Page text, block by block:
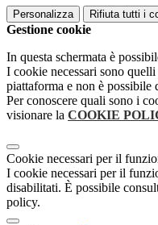
Personalizza Rifiuta tutti i
Gestione cookie
In questa schermata è
I cookie necessari sono
piattaforma e non è possibile
Per conoscere quali sono i
visionare la COOKIE
Cookie necessari per il
I cookie necessari per il
disabilitati. È possibile
policy.